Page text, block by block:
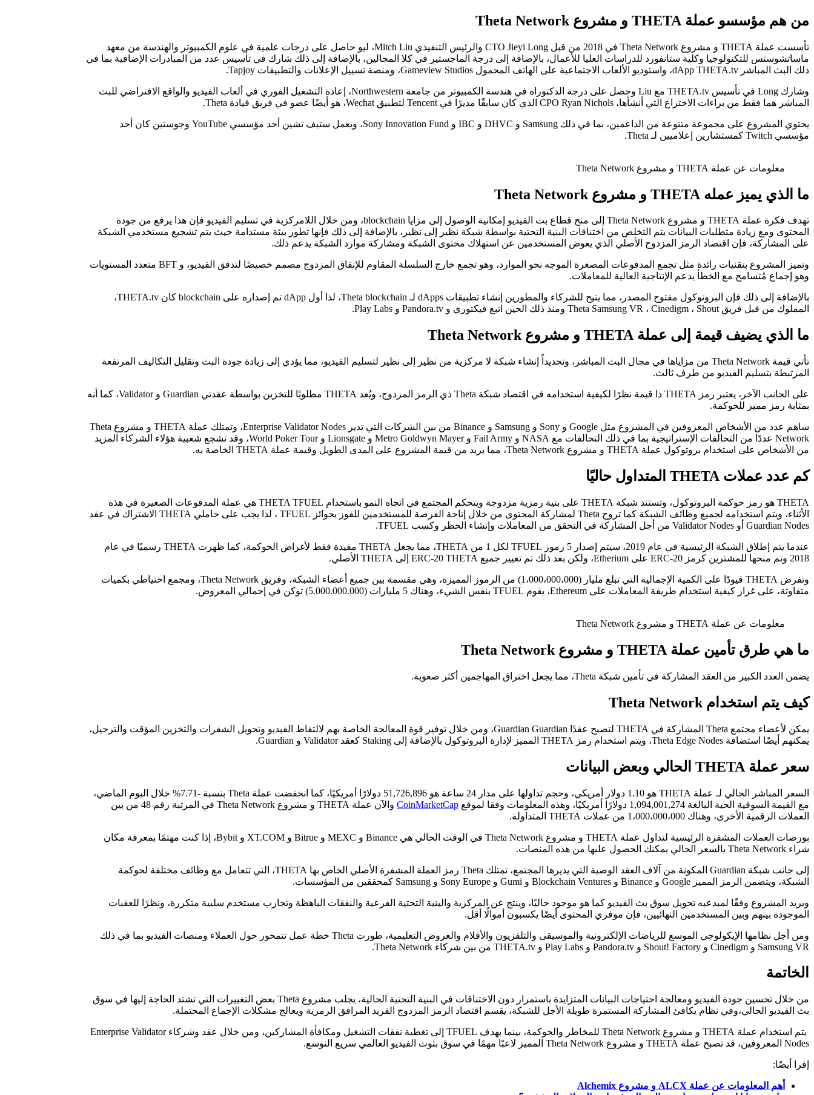
من هم مؤسسو عملة THETA و مشروع Theta Network
تأسست عملة THETA و مشروع Theta Network في 2018 من قبل CTO Jieyi Long والرئيس التنفيذي Mitch Liu، ليو حاصل على درجات علمية في علوم الكمبيوتر والهندسة من معهد
ماساتشوستس للتكنولوجيا وكلية ستانفورد للدراسات العليا للأعمال، بالإضافة إلى درجة الماجستير في كلا المجالين، بالإضافة إلى ذلك شارك في تأسيس عدد من المبادرات الإضافية بما في
ذلك البث المباشر dApp THETA.tv، واستوديو الألعاب الاجتماعية على الهاتف المحمول Gameview Studios، ومنصة تسييل الإعلانات والتطبيقات Tapjoy.
وشارك Long في تأسيس THETA.tv مع Liu وحصل على درجة الدكتوراه في هندسة الكمبيوتر من جامعة Northwestern، إعادة التشغيل الفوري في ألعاب الفيديو والواقع الافتراضي للبث
المباشر هما فقط من براءات الاختراع التي أنشأها، CPO Ryan Nichols الذي كان سابقًا مديرًا في Tencent لتطبيق Wechat، هو أيضًا عضو في فريق قيادة Theta.
يحتوي المشروع على مجموعة متنوعة من الداعمين، بما في ذلك Samsung و DHVC و IBC و Sony Innovation Fund، ويعمل ستيف تشين أحد مؤسسي YouTube وجوستين كان أحد
مؤسسي Twitch كمستشارين إعلاميين لـ Theta.
معلومات عن عملة THETA و مشروع Theta Network
ما الذي يميز عمله THETA و مشروع Theta Network
تهدف فكرة عملة THETA و مشروع Theta Network إلى منح قطاع بث الفيديو إمكانية الوصول إلى مزايا blockchain، ومن خلال اللامركزية في تسليم الفيديو فإن هذا يرفع من جودة
المحتوى ومع زيادة متطلبات البيانات يتم التخلص من اختناقات البنية التحتية بواسطة شبكة نظير إلى نظير، بالإضافة إلى ذلك فإنها تطور بيئة مستدامة حيث يتم تشجيع مستخدمي الشبكة
على المشاركة، فإن اقتصاد الرمز المزدوج الأصلي الذي يعوض المستخدمين عن استهلاك محتوى الشبكة ومشاركة موارد الشبكة يدعم ذلك.
وتميز المشروع بتقنيات رائدة مثل تجمع المدفوعات المصغرة الموجه نحو الموارد، وهو تجمع خارج السلسلة المقاوم للإنفاق المزدوج مصمم خصيصًا لتدفق الفيديو، و BFT متعدد المستويات
وهو إجماع مُتسامح مع الخطأ يدعم الإنتاجية العالية للمعاملات.
بالإضافة إلى ذلك فإن البروتوكول مفتوح المصدر، مما يتيح للشركاء والمطورين إنشاء تطبيقات dApps لـ Theta blockchain، لذا أول dApp تم إصداره على blockchain كان THETA.tv،
المملوك من قبل فريق Theta Samsung VR ، Cinedigm ، Shout ومنذ ذلك الحين اتبع فيكتوري و Pandora.tv و Play Labs.
ما الذي يضيف قيمة إلى عملة THETA و مشروع Theta Network
تأتي قيمة Theta Network من مزاياها في مجال البث المباشر، وتحديداً إنشاء شبكة لا مركزية من نظير إلى نظير لتسليم الفيديو، مما يؤدي إلى زيادة جودة البث وتقليل التكاليف المرتفعة
المرتبطة بتسليم الفيديو من طرف ثالث.
على الجانب الآخر، يعتبر رمز THETA ذا قيمة نظرًا لكيفية استخدامه في اقتصاد شبكة Theta ذي الرمز المزدوج، ويُعد THETA مطلوبًا للتخزين بواسطة عقدتي Guardian و Validator، كما أنه
بمثابة رمز مميز للحوكمة.
ساهم عدد من الأشخاص المعروفين في المشروع مثل Google و Sony و Samsung و Binance من بين الشركات التي تدير Enterprise Validator Nodes، وتمتلك عملة THETA و مشروع Theta
Network عددًا من التحالفات الإستراتيجية بما في ذلك التحالفات مع NASA و Fail Army و Metro Goldwyn Mayer و Lionsgate و World Poker Tour، وقد تشجع شعبية هؤلاء الشركاء المزيد
من الأشخاص على استخدام بروتوكول عملة THETA و مشروع Theta Network، مما يزيد من قيمة المشروع على المدى الطويل وقيمة عملة THETA الخاصة به.
كم عدد عملات THETA المتداول حاليًا
THETA هو رمز حوكمة البروتوكول، وتستند شبكة THETA على بنية رمزية مزدوجة ويتحكم المجتمع في اتجاه النمو باستخدام THETA TFUEL هي عملة المدفوعات الصغيرة في هذه
الأثناء، ويتم استخدامه لجميع وظائف الشبكة كما تروج Theta لمشاركة المحتوى من خلال إتاحة الفرصة للمستخدمين للفوز بجوائز TFUEL ، لذا يجب على حاملي THETA الاشتراك في عقد
Guardian Nodes أو Validator Nodes من أجل المشاركة في التحقق من المعاملات وإنشاء الحظر وكسب TFUEL.
عندما يتم إطلاق الشبكة الرئيسية في عام 2019، سيتم إصدار 5 رموز TFUEL لكل 1 من THETA، مما يجعل THETA مفيدة فقط لأغراض الحوكمة، كما
ظهرت THETA رسميًا في عام
2018 وتم منحها للمشترين كرمز ERC-20 على Etherium، ولكن بعد ذلك تم تغيير جميع ERC-20 THETA إلى THETA الأصلي.
وتفرض THETA قيودًا على الكمية الإجمالية التي تبلغ مليار (1،000،000،000) من الرموز المميزة، وهي مقسمة بين جميع أعضاء الشبكة، وفريق Theta Network، ومجمع احتياطي بكميات
متفاوتة، على غرار كيفية استخدام طريقة المعاملات على Ethereum، يقوم TFUEL بنفس الشيء، وهناك 5 مليارات (5.000.000.000) توكن في إجمالي المعروض.
معلومات عن عملة THETA و مشروع Theta Network
ما هي طرق تأمين عملة THETA و مشروع Theta Network
يضمن العدد الكبير من العقد المشاركة في تأمين شبكة Theta، مما يجعل اختراق المهاجمين أكثر صعوبة.
كيف يتم استخدام Theta Network
يمكن لأعضاء مجتمع Theta المشاركة في THETA لتصبح عقدًا Guardian Guardian، ومن خلال توفير قوة المعالجة الخاصة بهم لالتقاط الفيديو وتحويل الشفرات والتخزين المؤقت والترحيل،
يمكنهم أيضًا استضافة Theta Edge Nodes، و
يتم استخدام رمز THETA المميز لإدارة البروتوكول بالإضافة إلى Staking كعقد Validator و Guardian.
سعر عملة THETA الحالي وبعض البيانات
السعر المباشر الحالي لـ عملة THETA هو 1.10 دولار أمريكي، وحجم تداولها على مدار 24 ساعة هو 51,726,896 دولارًا أمريكيًا، كما انخفضت عملة Theta بنسبة -7.71% خلال اليوم الماضي،
مع القيمة السوقية الحية البالغة 1,094,001,274 دولارًا أمريكيًا، وهذه المعلومات وفقا لموقع
CoinMarketCap
والآن عملة THETA و مشروع Theta Network في المرتبة رقم 48 من بين
العملات الرقمية الأخرى، وهناك 1،000،000،000 من عملات THETA المتداولة.
بورصات العملات المشفرة الرئيسية لتداول عملة THETA و مشروع Theta Network في الوقت الحالي هي Binance و MEXC و Bitrue و XT.COM و Bybit، إذا كنت مهتمًا بمعرفة مكان
شراء Theta Network بالسعر الحالي يمكنك الحصول عليها من هذه المنصات.
إلى جانب شبكة Guardian المكونة من آلاف العقد الوصية التي يديرها المجتمع، تمتلك Theta رمز العملة المشفرة الأصلي الخاص بها THETA، التي تتعامل مع وظائف مختلفة لحوكمة
الشبكة، ويتضمن الرمز المميز Google و Binance و Blockchain Ventures و Gumi و Sony Europe و Samsung كمحققين من المؤسسات.
ويريد المشروع وفقًا لمبدعيه تحويل سوق بث الفيديو كما هو موجود حاليًا، وينتج عن المركزية والبنية التحتية الفرعية والنفقات الباهظة وتجارب مستخدم سلبية متكررة، ونظرًا للعقبات
الموجودة بينهم وبين المستخدمين النهائيين، فإن موفري المحتوى أيضًا يكسبون أموالًا أقل.
ومن أجل نظامها الإيكولوجي الموسع للرياضات الإلكترونية والموسيقى والتلفزيون والأفلام والعروض التعليمية، طورت Theta خطة عمل تتمحور حول العملاء ومنصات الفيديو بما في ذلك
Samsung VR و Cinedigm و Shout! Factory و Pandora.tv و Play Labs و THETA.tv من بين شركاء Theta Network.
الخاتمة
من خلال تحسين جودة الفيديو ومعالجة احتياجات البيانات المتزايدة باستمرار دون الاختناقات في البنية التحتية الحالية، يجلب مشروع Theta بعض التغييرات التي تشتد الحاجة إليها في سوق
بث الفيديو الحالي،وفي نظام يكافئ المشاركة المستمرة طويلة الأجل للشبكة، يقسم اقتصاد الرمز المزدوج الفريد المرافق الرمزية ويعالج مشكلات الإجماع المحتملة.
يتم استخدام عملة THETA و مشروع Theta Network للمخاطر والحوكمة، بينما يهدف TFUEL إلى تغطية نفقات التشغيل ومكافأة المشاركين، ومن خلال عقد وشركاء Enterprise Validator
Nodes المعروفين، قد تصبح عملة THETA و مشروع Theta Network المميز لاعبًا مهمًا في سوق بثوث الفيديو العالمي سريع التوسع.
إقرا أيضًا:
أهم المعلومات عن عملة ALCX و مشروع Alchemix